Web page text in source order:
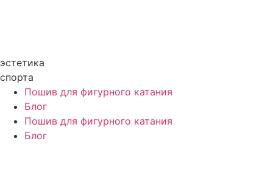
эстетика
спорта
Пошив для фигурного катания
Блог
Пошив для фигурного катания
Блог